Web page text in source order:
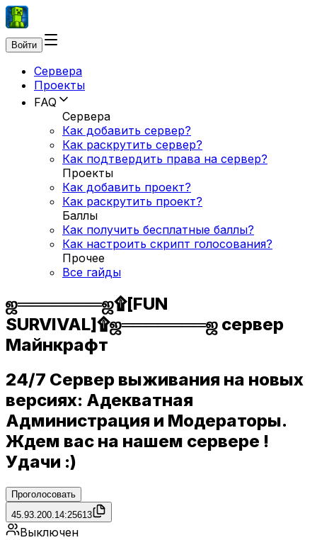
Войти
Сервера
Проекты
FAQ
Сервера
Как добавить сервер?
Как раскрутить сервер?
Как подтвердить права на сервер?
Проекты
Как добавить проект?
Как раскрутить проект?
Баллы
Как получить бесплатные баллы?
Как настроить скрипт голосования?
Прочее
Все гайды
ஜ═══════ஜ۩[FUN
SURVIVAL]۩ஜ═══════ஜ сервер
Майнкрафт
24/7 Сервер выживания на новых
версиях: Адекватная
Администрация и Модераторы.
Ждем вас на нашем сервере !
Удачи :)
Проголосовать
45.93.200.14:25613
Выключен